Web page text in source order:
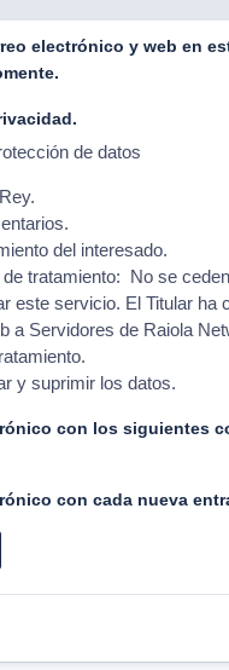
electrónico y web en
de datos
del interesado.
tratamiento: No se
este servicio. El Titular ha
a Servidores de Raiola
y suprimir los datos.
con los siguientes
con cada nueva